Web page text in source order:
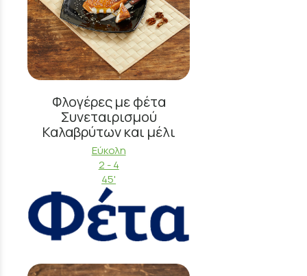
Φλογέρες με φέτα
Συνεταιρισμού
Καλαβρύτων και μέλι
Εύκολη
2 - 4
45'